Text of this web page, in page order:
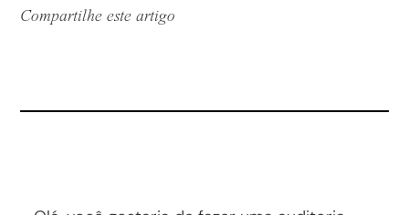
Compartilhe este artigo